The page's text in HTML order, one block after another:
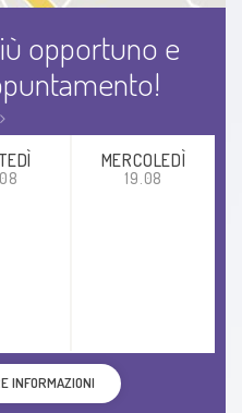
opportuno e
MERCOLEDÌ
19.08
INFORMAZIONI